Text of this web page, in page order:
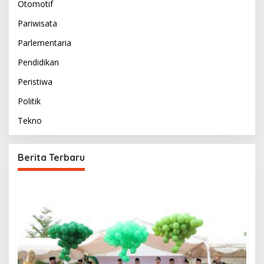
Otomotif
Pariwisata
Parlementaria
Pendidikan
Peristiwa
Politik
Tekno
Berita Terbaru